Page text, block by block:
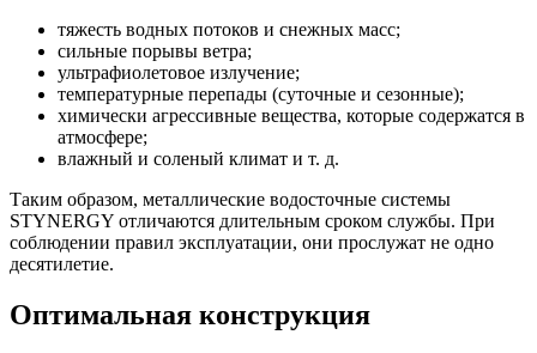
тяжесть водных потоков и снежных масс;
сильные порывы ветра;
ультрафиолетовое излучение;
температурные перепады (суточные и сезонные);
химически агрессивные вещества, которые содержатся в
атмосфере;
влажный и соленый климат и т. д.
Таким образом, металлические водосточные системы
STYNERGY отличаются длительным сроком службы. При
соблюдении правил эксплуатации, они прослужат не одно
десятилетие.
Оптимальная конструкция